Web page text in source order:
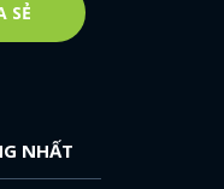
SẺ
NHẤT